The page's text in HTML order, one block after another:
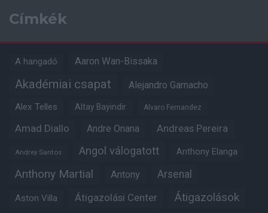
Címkék
A hangadó Aaron Wan-Bissaka
Akadémiai csapat Alejandro Garnacho
Alex Telles Altay Bayindir Alvaro Fernandez
Amad Diallo Andre Onana Andreas Pereira
Andrey Santos Angol válogatott Anthony Elanga
Anthony Martial Antony Arsenal
Aston Villa Átigazolási Center Átigazolások